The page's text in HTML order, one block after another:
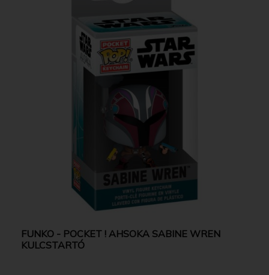
FUNKO - POCKET ! AHSOKA SABINE WREN
KULCSTARTÓ